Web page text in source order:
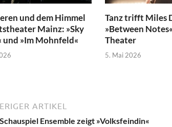
und dem Himmel
Mainz: »Sky
und »Im Mohnfeld«
Tanz trifft Miles
»Between
Theater
5. Mai 2026
ARTIKEL
Ensemble zeigt »Volksfeindin«